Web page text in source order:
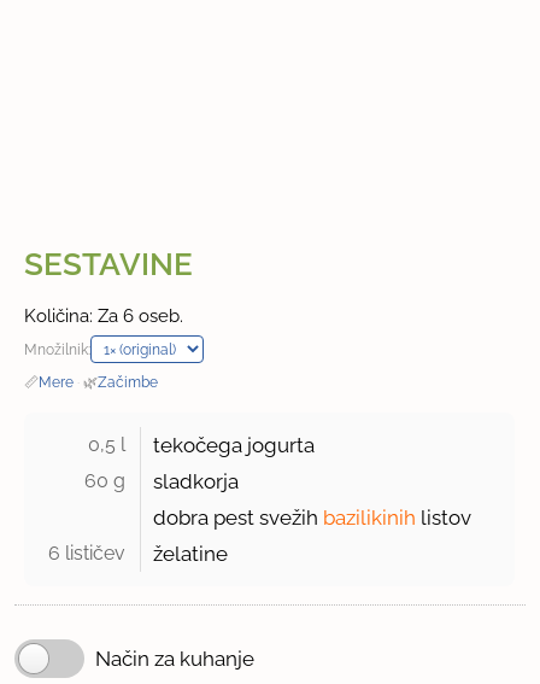
SESTAVINE
Količina: Za 6 oseb.
Množilnik:
📏Mere · 🌿Začimbe
0,5 l tekočega jogurta
60 g
sladkorja
dobra pest svežih bazilikinih listov
6 lističev želatine
Način za kuhanje